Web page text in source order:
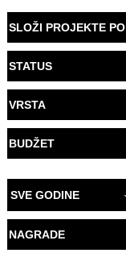
SLOŽI PROJEKTE PO
STATUS
VRSTA
BUDŽET
SVE GODINE
NAGRADE